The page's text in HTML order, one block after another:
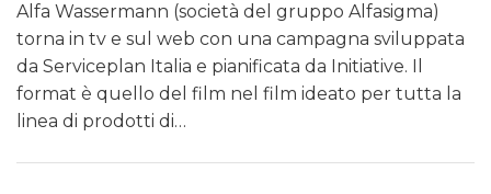
Alfa Wassermann (società del gruppo Alfasigma)
torna in tv e sul web con una campagna sviluppata
da Serviceplan Italia e pianificata da Initiative. Il
format è quello del film nel film ideato per tutta la
linea di prodotti di…